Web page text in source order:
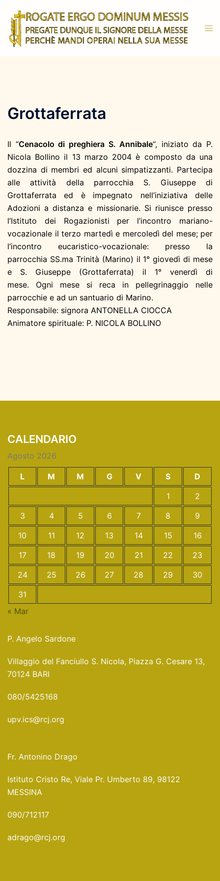
contenuto
Grottaferrata
Il “Cenacolo di preghiera S. Annibale“, iniziato da P.
Nicola Bollino il 13 marzo 2004 è composto da una
dozzina di membri ed alcuni simpatizzanti. Partecipa
alle attività della parrocchia S. Giuseppe di
Grottaferrata ed è impegnato nell’iniziativa delle
Adozioni a distanza e missionarie. Si riunisce presso
l’Istituto dei Rogazionisti per l’incontro mariano-
vocazionale il terzo martedì e mercoledì del mese; per
l’incontro eucaristico-vocazionale: presso la
parrocchia SS.ma Trinità (Marino) il 1° giovedì di mese
e S. Giuseppe (Grottaferrata) il 1° venerdì di
mese. Ogni mese si reca in pellegrinaggio nelle
parrocchie e ad un santuario di Marino.
Responsabile: signora ANTONELLA CIOCCA
Animatore spirituale: P. NICOLA BOLLINO
CALENDARIO
Agosto 2026
L M M G V S
D
1
2
3
4 5 6 7 8
9
10
11 12 13 14 15
16
17
18 19 20 21 22
23
24
25 26 27 28 29
30
31
« Mar
P. Angelo Sardone
Villaggio del Fanciullo S. Nicola, Piazza G. Cesare 13,
70124 BARI
080/5425168
upv.ics@rcj.org
Fr. Antonino Drago
Istituto Cristo Re, Viale Pr. Umberto 89, 98122
MESSINA
090/712117
adrago@rcj.org